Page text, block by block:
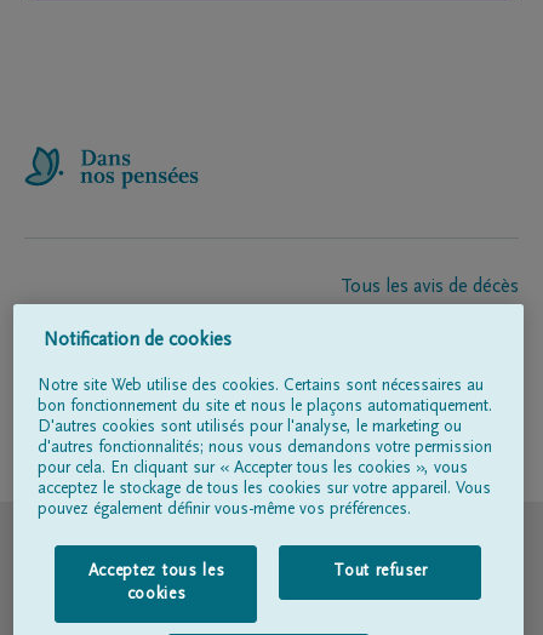
Tous les avis de décès
Entrepreneur de pompes funèbres
Suivez-nous sur
Conditions d'utilisation
Notification de cookies
Notre site Web utilise des cookies. Certains sont nécessaires au
bon fonctionnement du site et nous le plaçons automatiquement.
D'autres cookies sont utilisés pour l'analyse, le marketing ou
d'autres fonctionnalités; nous vous demandons votre permission
pour cela. En cliquant sur « Accepter tous les cookies », vous
acceptez le stockage de tous les cookies sur votre appareil. Vous
pouvez également définir vous-même vos préférences.
Acceptez tous les
cookies
Tout refuser